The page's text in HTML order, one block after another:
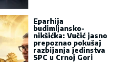
Eparhija
budimljansko-
nikšićka: Vučić jasno
prepoznao pokušaj
razbijanja jedinstva
SPC u Crnoj Gori